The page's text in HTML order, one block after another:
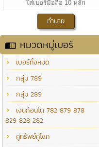
หมวดหมู่เบอร์
เบอร์ทั้งหมด
กลุ่ม 789
กลุ่ม 289
เงินก้อนโต 782 879 878
829 828 282
คู่ทรัพย์คู่โชค